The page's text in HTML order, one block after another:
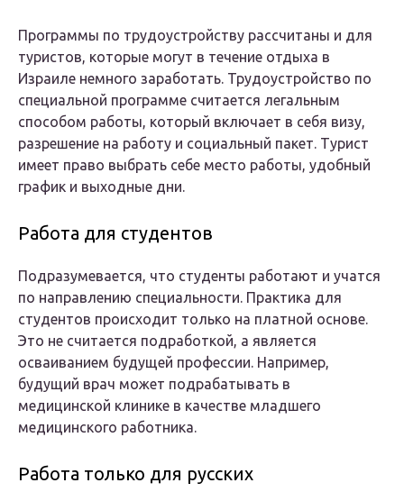
Программы по трудоустройству рассчитаны и для
туристов, которые могут в течение отдыха в
Израиле немного заработать. Трудоустройство по
специальной программе считается легальным
способом работы, который включает в себя визу,
разрешение на работу и социальный пакет. Турист
имеет право выбрать себе место работы, удобный
график и выходные дни.
Работа для студентов
Подразумевается, что студенты работают и учатся
по направлению специальности. Практика для
студентов происходит только на платной основе.
Это не считается подработкой, а является
осваиванием будущей профессии. Например,
будущий врач может подрабатывать в
медицинской клинике в качестве младшего
медицинского работника.
Работа только для русских